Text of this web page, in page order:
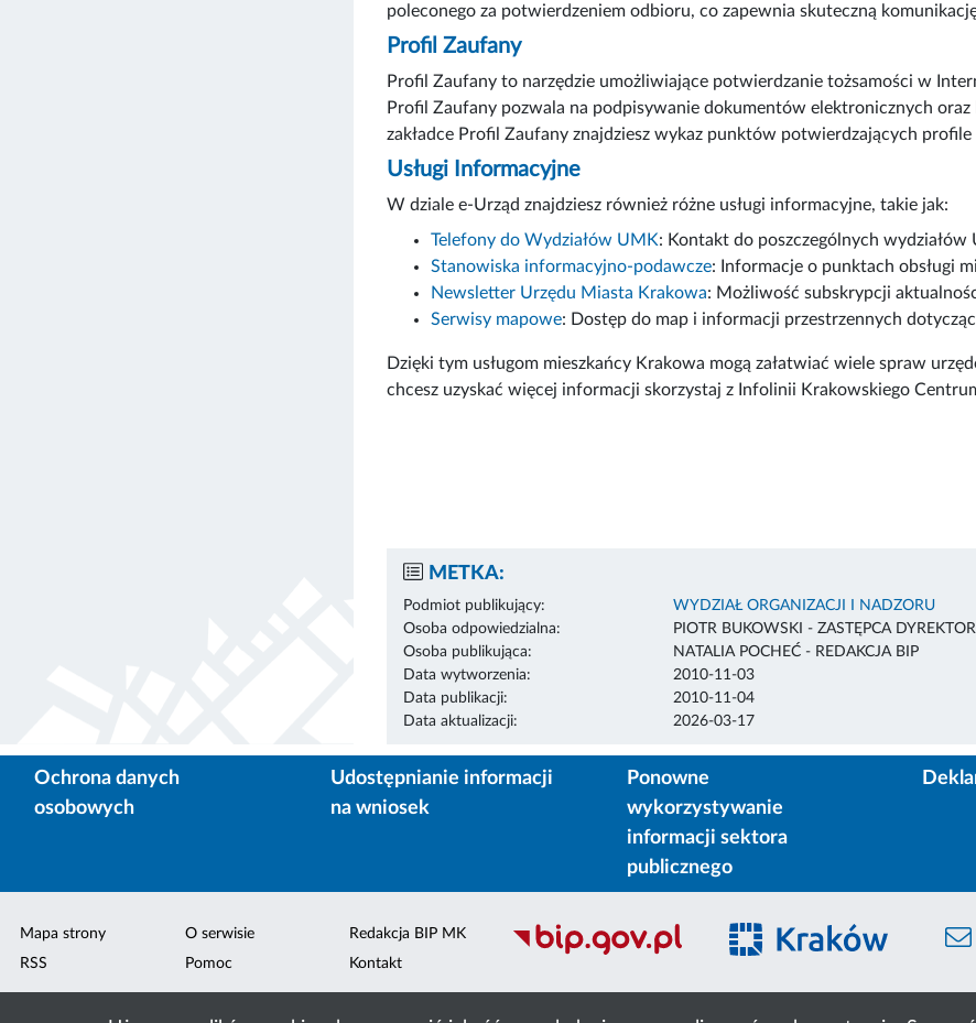
poleconego za potwierdzeniem odbioru, co zapewnia skuteczną
Profil Zaufany
Profil Zaufany to narzędzie umożliwiające potwierdzanie tożsamości w
Profil Zaufany pozwala na podpisywanie dokumentów elektronicznych
zakładce Profil Zaufany znajdziesz wykaz punktów potwierdzających
Usługi Informacyjne
W dziale e-Urząd znajdziesz również różne usługi informacyjne, takie jak:
Telefony do Wydziałów UMK: Kontakt do poszczególnych
Stanowiska informacyjno-podawcze: Informacje o punktach obsługi
Newsletter Urzędu Miasta Krakowa: Możliwość subskrypcji
Serwisy mapowe: Dostęp do map i informacji przestrzennych
Dzięki tym usługom mieszkańcy Krakowa mogą załatwiać wiele spraw
chcesz uzyskać więcej informacji skorzystaj z Infolinii Krakowskiego
METKA:
Podmiot publikujący:
WYDZIAŁ ORGANIZACJI I NADZORU
Osoba odpowiedzialna:
PIOTR BUKOWSKI - ZASTĘPCA
Osoba publikująca:
NATALIA POCHEĆ - REDAKCJA BIP
Data wytworzenia:
2010-11-03
Data publikacji:
2010-11-04
Data aktualizacji:
2026-03-17
Ochrona danych
osobowych
Udostępnianie informacji
na wniosek
Ponowne
wykorzystywanie
informacji sektora
publicznego
Mapa strony
RSS
O serwisie
Pomoc
Redakcja BIP MK
Kontakt